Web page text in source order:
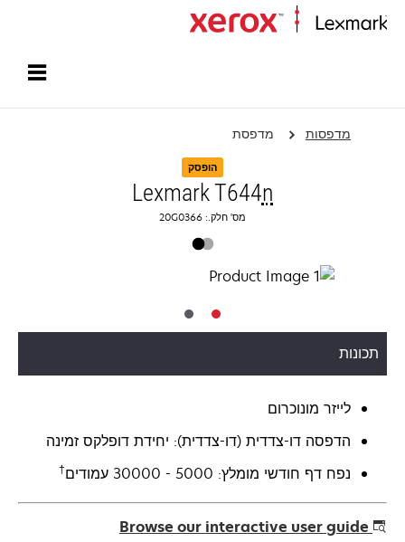
מדפסות מדפסת
הופסק
Lexmark T644n
מס' חלק.: 20G0366
תכונות
לייזר מונוכרום
הדפסה דו-צדדית (דו-צדדית): יחידת דופלקס זמינה
נפח דף חודשי מומלץ: 5000 - 30000 עמודים
†